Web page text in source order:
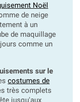
Noël
de neige
à un
de maquillage
comme un
sur le
costumes de
très complets
jusqu'aux